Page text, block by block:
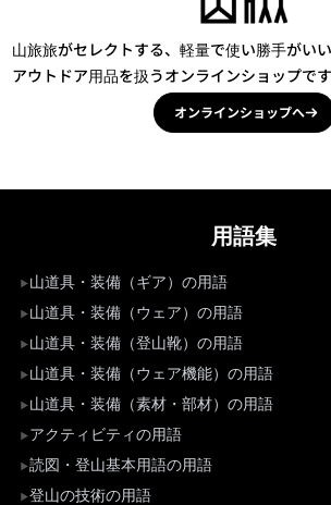
山旅旅がセレクトする、軽量で使い勝手がい
アウトドア用品を扱うオンラインショップです
オンラインショップへ
用語集
山道具・装備（ギア）の用語
山道具・装備（ウェア）の用語
山道具・装備（登山靴）の用語
山道具・装備（ウェア機能）の用語
山道具・装備（素材・部材）の用語
アクティビティの用語
読図・登山基本用語の用語
登山の技術の用語